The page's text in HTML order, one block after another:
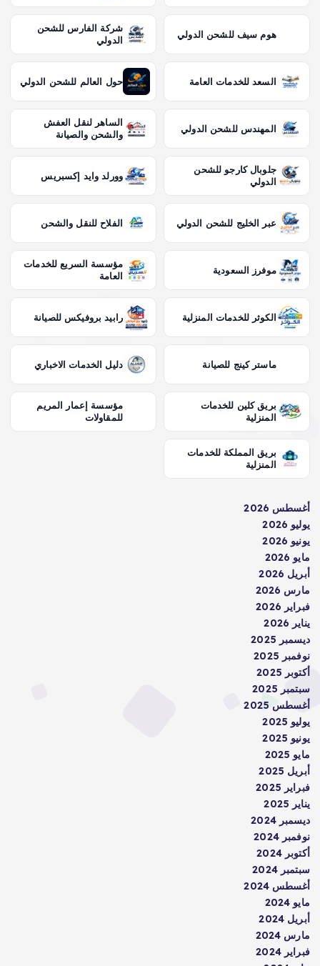
هوم سيف للشحن الدولي
شركة الفارس للشحن
الدولي
السعد للخدمات العامة حول العالم للشحن الدولي
المهندس للشحن الدولي
الساهر لنقل العفش
والشحن والصيانة
جلوبال كارجو للشحن
الدولي
وورلد وايد إكسبريس
عبر الخليج للشحن الدولي الفلاح للنقل والشحن
موفرز السعودية
مؤسسة السريع للخدمات
العامة
الكوثر للخدمات المنزلية رابيد بروفيكس للصيانة
ماستر كينج للصيانة دليل الخدمات الاخباري
بريق كلين للخدمات
المنزلية
مؤسسة إعمار المريم
للمقاولات
بريق المملكة للخدمات
المنزلية
أغسطس 2026
يوليو 2026
يونيو 2026
مايو 2026
أبريل 2026
مارس 2026
فبراير 2026
يناير 2026
ديسمبر 2025
نوفمبر 2025
أكتوبر 2025
سبتمبر 2025
أغسطس 2025
يوليو 2025
يونيو 2025
مايو 2025
أبريل 2025
فبراير 2025
يناير 2025
ديسمبر 2024
نوفمبر 2024
أكتوبر 2024
سبتمبر 2024
أغسطس 2024
مايو 2024
أبريل 2024
مارس 2024
فبراير 2024